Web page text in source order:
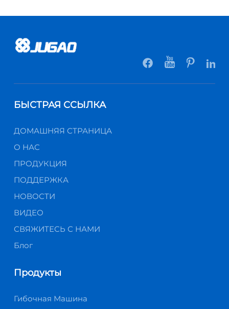
БЫСТРАЯ ССЫЛКА
ДОМАШНЯЯ СТРАНИЦА
О НАС
ПРОДУКЦИЯ
ПОДДЕРЖКА
НОВОСТИ
ВИДЕО
СВЯЖИТЕСЬ С НАМИ
Блог
Продукты
Гибочная Машина